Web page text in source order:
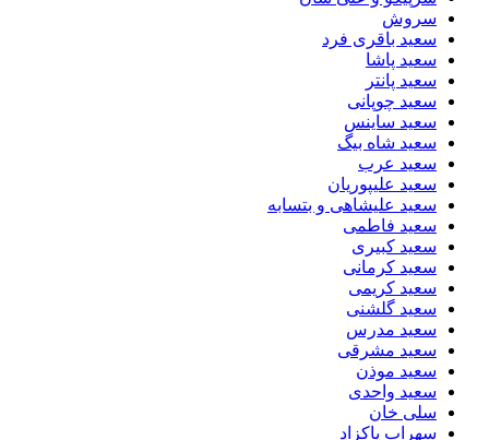
سروش
سعید باقری فرد
سعید پاشا
سعید پانتر
سعید چوپانی
سعید ساینس
سعید شاه بیگ
سعید عرب
سعید علیپوریان
سعید علیشاهی و بتسابه
سعید فاطمی
سعید کبیری
سعید کرمانی
سعید کریمی
سعید گلشنی
سعید مدرس
سعید مشرقی
سعید موذن
سعید واحدی
سلی خان
سهراب پاکزاد